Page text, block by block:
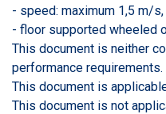
- speed: maximum 1,5 m/s,
- floor supported wheeled
This document is neither
performance requirements.
This document is
This document is not